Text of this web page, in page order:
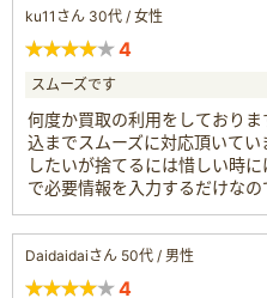
ku11さん 30代 / 女性
4
スムーズです
何度か買取の利用をしており
込までスムーズに対応頂いて
したいが捨てるには惜しい時
で必要情報を入力するだけなの
Daidaidaiさん 50代 / 男性
4